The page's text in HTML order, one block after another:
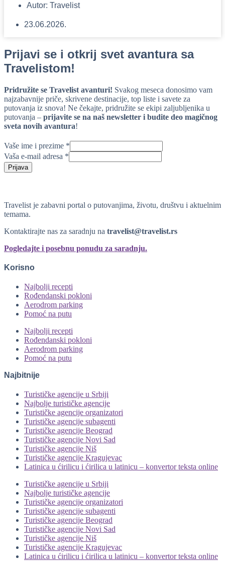
Autor: Travelist
23.06.2026.
Prijavi se i otkrij svet avantura sa
Travelistom!
Pridružite se Travelist avanturi! Svakog meseca donosimo vam
najzabavnije priče, skrivene destinacije, top liste i savete za
putovanja iz snova! Ne čekajte, pridružite se ekipi zaljubljenika u
putovanja – prijavite se na naš newsletter i budite deo magičnog
sveta novih avantura!
Vaše ime i prezime *
Vaša e-mail adresa *
Prijava
Travelist je zabavni portal o putovanjima, životu, društvu i aktuelnim
temama.
Kontaktirajte nas za saradnju na travelist@travelist.rs
Pogledajte i posebnu ponudu za saradnju.
Korisno
Najbolji recepti
Rođendanski pokloni
Aerodrom parking
Pomoć na putu
Najbolji recepti
Rođendanski pokloni
Aerodrom parking
Pomoć na putu
Najbitnije
Turističke agencije u Srbiji
Najbolje turističke agencije
Turističke agencije organizatori
Turističke agencije subagenti
Turističke agencije Beograd
Turističke agencije Novi Sad
Turističke agencije Niš
Turističke agencije Kragujevac
Latinica u ćirilicu i ćirilica u latinicu – konvertor teksta online
Turističke agencije u Srbiji
Najbolje turističke agencije
Turističke agencije organizatori
Turističke agencije subagenti
Turističke agencije Beograd
Turističke agencije Novi Sad
Turističke agencije Niš
Turističke agencije Kragujevac
Latinica u ćirilicu i ćirilica u latinicu – konvertor teksta online